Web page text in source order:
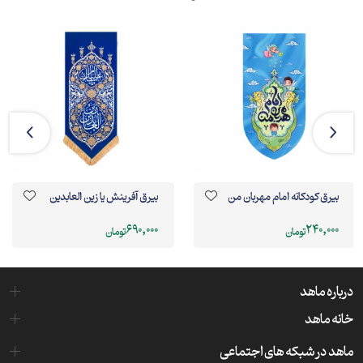
بیرق کودکانه امام مهربان من
240,000تومان
بيرق آفرینش يا زین العابدین
690,000تومان
درباره ماهد
خانه ماهد
ماهد در شبکه های اجتماعی